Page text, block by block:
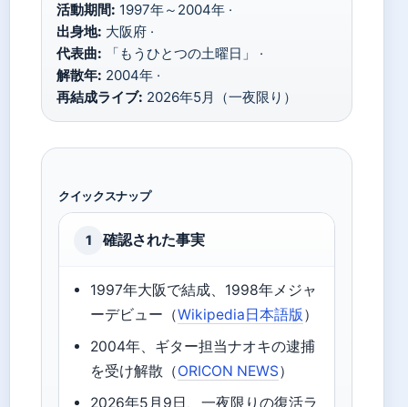
活動期間: 1997年～2004年 ·
出身地: 大阪府 ·
代表曲: 「もうひとつの土曜日」 ·
解散年: 2004年 ·
再結成ライブ: 2026年5月（一夜限り）
クイックスナップ
1 確認された事実
1997年大阪で結成、1998年メジャ
ーデビュー（Wikipedia日本語版 ）
2004年、ギター担当ナオキの逮捕
を受け解散（ORICON NEWS）
2026年5月9日、一夜限りの復活ラ